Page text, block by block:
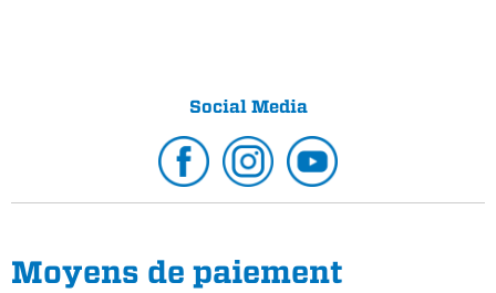
Social Media
Moyens de paiement